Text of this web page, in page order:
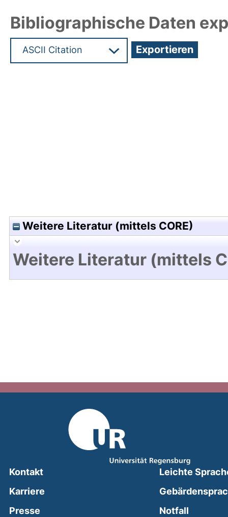
Bibliographische Daten
Weitere Literatur (mittels CORE)
Weitere Literatur (mittels
Kontakt
Karriere
Presse
Leichte
Notfall